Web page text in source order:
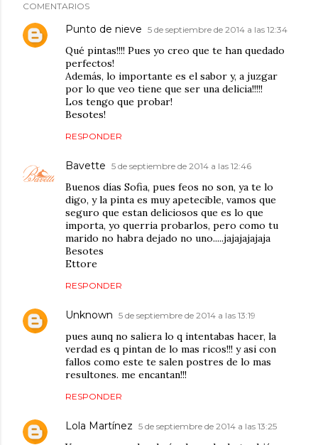
COMENTARIOS
Punto de nieve 5 de septiembre de 2014 a las 12:34
Qué pintas!!!! Pues yo creo que te han quedado
perfectos!
Además, lo importante es el sabor y, a juzgar
por lo que veo tiene que ser una delicia!!!!!
Los tengo que probar!
Besotes!
RESPONDER
Bavette 5 de septiembre de 2014 a las 12:46
Buenos días Sofia, pues feos no son, ya te lo
digo, y la pinta es muy apetecible, vamos que
seguro que estan deliciosos que es lo que
importa, yo querria probarlos, pero como tu
marido no habra dejado no uno.....jajajajajaja
Besotes
Ettore
RESPONDER
Unknown 5 de septiembre de 2014 a las 13:19
pues aunq no saliera lo q intentabas hacer, la
verdad es q pintan de lo mas ricos!!! y asi con
fallos como este te salen postres de lo mas
resultones. me encantan!!!
RESPONDER
Lola Martínez 5 de septiembre de 2014 a las 13:25